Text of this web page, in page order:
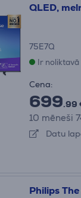
QLED,
75E7Q
Ir noliktavā
Cena:
699.99
10 mēneši
Datu
Philips